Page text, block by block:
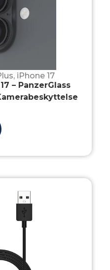
, iPhone 17
– PanzerGlass